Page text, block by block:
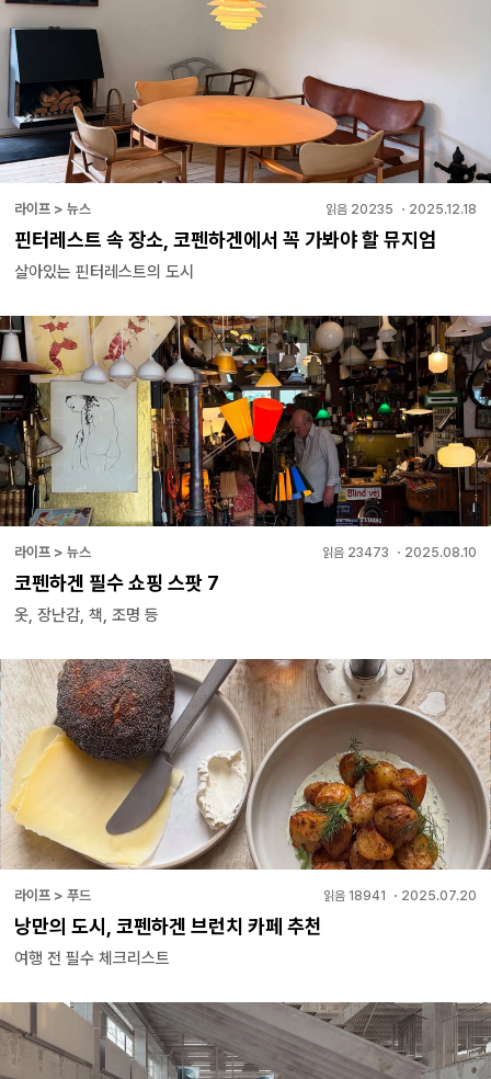
라이프 > 뉴스 읽음 20235 ・ 2025.12.18
핀터레스트 속 장소, 코펜하겐에서 꼭 가봐야 할 뮤지엄
살아있는 핀터레스트의 도시
라이프 > 뉴스 읽음 23473 ・ 2025.08.10
코펜하겐 필수 쇼핑 스팟 7
옷, 장난감, 책, 조명 등
라이프 > 푸드 읽음 18941 ・ 2025.07.20
낭만의 도시, 코펜하겐 브런치 카페 추천
여행 전 필수 체크리스트